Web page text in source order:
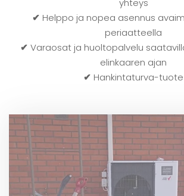
yhteys
✔ Helppo ja nopea asennus
periaatteella
✔ Varaosat ja huoltopalvelu
elinkaaren ajan
✔ Hankintaturva-tuote